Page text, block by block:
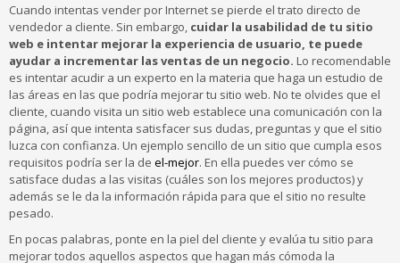
Cuando intentas vender por Internet se pierde el trato directo de
vendedor a cliente. Sin embargo, cuidar la usabilidad de tu sitio
web e intentar mejorar la experiencia de usuario, te puede
ayudar a incrementar las ventas de un negocio. Lo recomendable
es intentar acudir a un experto en la materia que haga un estudio de
las áreas en las que podría mejorar tu sitio web. No te olvides que el
cliente, cuando visita un sitio web establece una comunicación con la
página, así que intenta satisfacer sus dudas, preguntas y que el sitio
luzca con confianza. Un ejemplo sencillo de un sitio que cumpla esos
requisitos podría ser la de el-mejor. En ella puedes ver cómo se
satisface dudas a las visitas (cuáles son los mejores productos) y
además se le da la información rápida para que el sitio no resulte
pesado.
En pocas palabras, ponte en la piel del cliente y evalúa tu sitio para
mejorar todos aquellos aspectos que hagan más cómoda la